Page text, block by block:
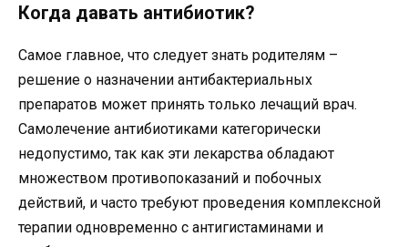
Когда давать антибиотик?
Самое главное, что следует знать родителям –
решение о назначении антибактериальных
препаратов может принять только лечащий врач.
Самолечение антибиотиками категорически
недопустимо, так как эти лекарства обладают
множеством противопоказаний и побочных
действий, и часто требуют проведения комплексной
терапии одновременно с антигистаминами и